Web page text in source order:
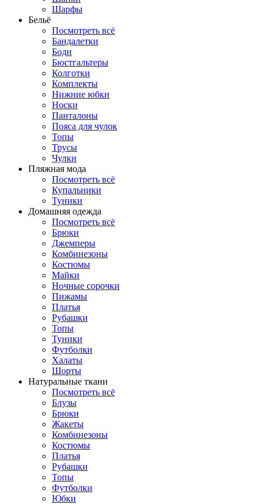
Шарфы
Бельё
Посмотреть всё
Бандалетки
Боди
Бюстгальтеры
Колготки
Комплекты
Нижние юбки
Носки
Панталоны
Поясa для чулок
Топы
Трусы
Чулки
Пляжная мода
Посмотреть всё
Купальники
Туники
Домашняя одежда
Посмотреть всё
Брюки
Джемперы
Комбинезоны
Костюмы
Майки
Ночные сорочки
Пижамы
Платья
Рубашки
Топы
Туники
Футболки
Халаты
Шорты
Натуральные ткани
Посмотреть всё
Блузы
Брюки
Жакеты
Комбинезоны
Костюмы
Платья
Рубашки
Топы
Футболки
Юбки